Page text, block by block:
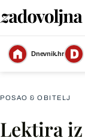
Dnevnik.hr
Dok je većina
Šojat ne krije
POSAO & OBITELJ
Lektira